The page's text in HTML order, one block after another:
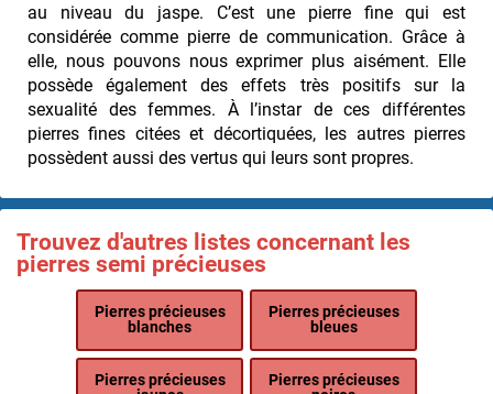
au niveau du jaspe. C’est une pierre fine qui est
considérée comme pierre de communication. Grâce à
elle, nous pouvons nous exprimer plus aisément. Elle
possède également des effets très positifs sur la
sexualité des femmes. À l’instar de ces différentes
pierres fines citées et décortiquées, les autres pierres
possèdent aussi des vertus qui leurs sont propres.
Trouvez d'autres listes concernant les
pierres semi précieuses
Pierres précieuses
blanches
Pierres précieuses
bleues
Pierres précieuses
Pierres précieuses